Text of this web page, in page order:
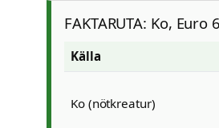
FAKTARUTA: Ko,
Källa
Ko (nötkreatur)